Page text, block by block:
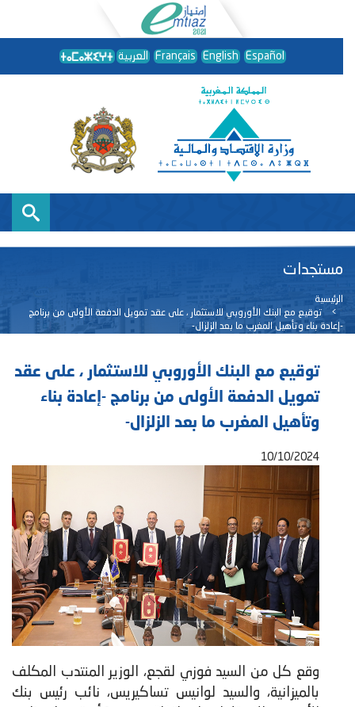
العربية Français English Español
مستجدات
الرئيسية
توقيع مع البنك الأوروبي للاستثمار ، على عقد تمويل الدفعة الأولى من برنامج
-إعادة بناء وتأهيل المغرب ما بعد الزلزال-
توقيع مع البنك الأوروبي للاستثمار ، على عقد
تمويل الدفعة الأولى من برنامج -إعادة بناء
وتأهيل المغرب ما بعد الزلزال-
10/10/2024
وقع كل من السيد فوزي لقجع، الوزير المنتدب المكلف
بالميزانية، والسيد لوانيس تساكيريس، نائب رئيس بنك